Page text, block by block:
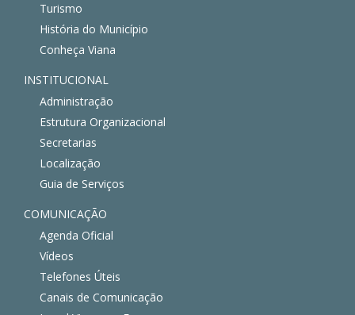
Turismo
História do Município
Conheça Viana
INSTITUCIONAL
Administração
Estrutura Organizacional
Secretarias
Localização
Guia de Serviços
COMUNICAÇÃO
Agenda Oficial
Vídeos
Telefones Úteis
Canais de Comunicação